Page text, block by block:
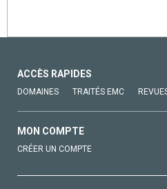
ACCÈS RAPIDES
DOMAINES TRAITÉS EMC
MON COMPTE
CRÉER UN COMPTE